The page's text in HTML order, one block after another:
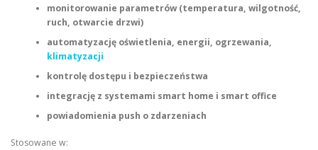
monitorowanie parametrów (temperatura, wilgotność,
ruch, otwarcie drzwi)
automatyzację oświetlenia, energii, ogrzewania,
klimatyzacji
kontrolę dostępu i bezpieczeństwa
integrację z systemami smart home i smart office
powiadomienia push o zdarzeniach
Stosowane w: